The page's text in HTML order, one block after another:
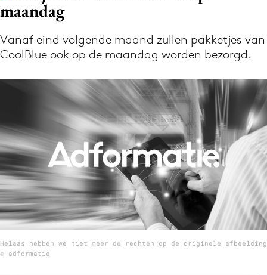
Volg het laatste nieuws via de Adformatie
Nieuws app
Menu
Home
9 sept: GenAI-training
12 nov: MarketingLive!
Adverteren
Events
maandag
Vanaf eind volgende maand zullen pakketjes van
CoolBlue ook op de maandag worden bezorgd.
Helaas hebben we niet meer de rechten op de originele afbeelding
© adformatie